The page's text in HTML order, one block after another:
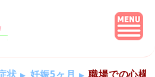
状 妊娠5ヶ月 職場での心構